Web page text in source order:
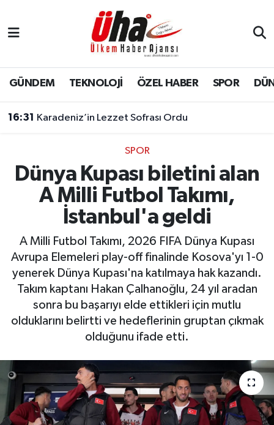
GÜNDEM TEKNOLOJİ ÖZEL HABER SPOR
16:31 Karadeniz’in Lezzet Sofrası Ordu
SPOR
Dünya Kupası biletini alan
A Milli Futbol Takımı,
İstanbul'a geldi
A Milli Futbol Takımı, 2026 FIFA Dünya Kupası
Avrupa Elemeleri play-off finalinde Kosova'yı 1-0
yenerek Dünya Kupası'na katılmaya hak kazandı.
Takım kaptanı Hakan Çalhanoğlu, 24 yıl aradan
sonra bu başarıyı elde ettikleri için mutlu
olduklarını belirtti ve hedeflerinin gruptan çıkmak
olduğunu ifade etti.
İstanbul Nöbetçi Eczaneler
İstanbul Hava Durumu
Süper Lig Puan Durumu ve Fikstür
Tüm Manşetler
Haber Arşivi